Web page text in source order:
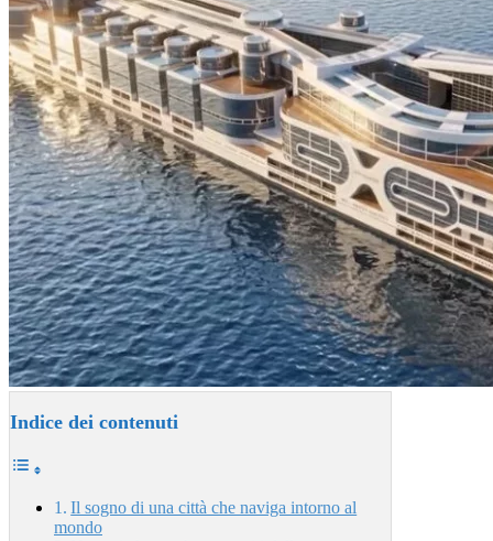
Indice dei contenuti
Il sogno di una città che naviga intorno al
mondo